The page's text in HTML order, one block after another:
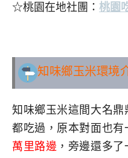
☆桃園在地社團： 桃園
知味鄉玉米環境
知味鄉玉米這間大名
都吃過，原本對面也有
萬里路邊 ，旁邊還多